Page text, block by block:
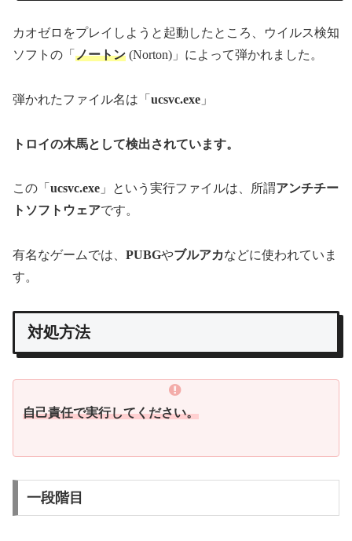
カオゼロをプレイしようと起動したところ、ウイルス検知
ソフトの「 ノートン (Norton)」によって弾かれました。
弾かれたファイル名は「 ucsvc.exe 」
トロイの木馬として検出されています。
この「 ucsvc.exe 」という実行ファイルは、所謂アンチチー
トソフトウェアです。
有名なゲームでは、 PUBGやブルアカなどに使われていま
す。
対処方法
自己責任で実行してください。
一段階目